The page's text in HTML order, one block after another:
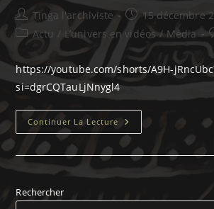
Auteur/autrice
de
la
publication :
Tinga l'archiviste
Publication
publiée :
15 décembre
Post
category:
Actu / L’univers en vidéos / Média
de
https://youtube.com/shorts/A9H-
si=dgrCQTauLjNnygl4
Continuer La Lecture L’univers
D’Avantis
En
Minute.
S01E01-
Khora,
Sauvage
Rechercher